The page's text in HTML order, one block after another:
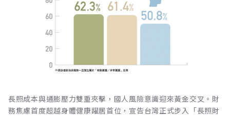
長照成本與通膨壓力雙重夾擊，國人風險意識迎來黃金交叉。財
務焦慮首度超越身體健康躍居首位，宣告台灣正式步入「長照財